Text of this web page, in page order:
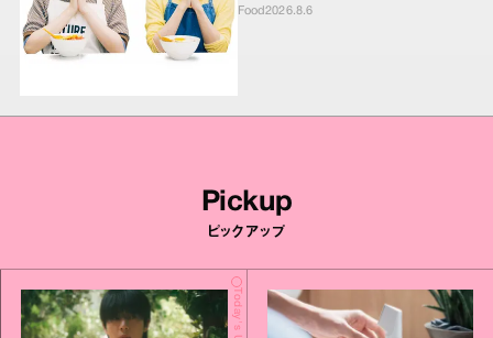
Food2026.8.6
Pickup
ピックアップ